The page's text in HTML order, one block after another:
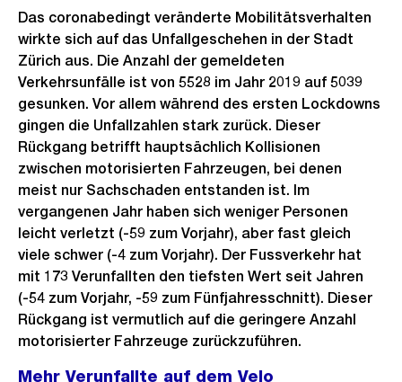
Das coronabedingt veränderte Mobilitätsverhalten
wirkte sich auf das Unfallgeschehen in der Stadt
Zürich aus. Die Anzahl der gemeldeten
Verkehrsunfälle ist von 5528 im Jahr 2019 auf 5039
gesunken. Vor allem während des ersten Lockdowns
gingen die Unfallzahlen stark zurück. Dieser
Rückgang betrifft hauptsächlich Kollisionen
zwischen motorisierten Fahrzeugen, bei denen
meist nur Sachschaden entstanden ist. Im
vergangenen Jahr haben sich weniger Personen
leicht verletzt (-59 zum Vorjahr), aber fast gleich
viele schwer (-4 zum Vorjahr). Der Fussverkehr hat
mit 173 Verunfallten den tiefsten Wert seit Jahren
(-54 zum Vorjahr, -59 zum Fünfjahresschnitt). Dieser
Rückgang ist vermutlich auf die geringere Anzahl
motorisierter Fahrzeuge zurückzuführen.
Mehr Verunfallte auf dem Velo